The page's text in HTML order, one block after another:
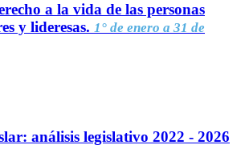
a la vida de las personas
y lideresas. 1° de enero a 31 de
análisis legislativo 2022 - 2026